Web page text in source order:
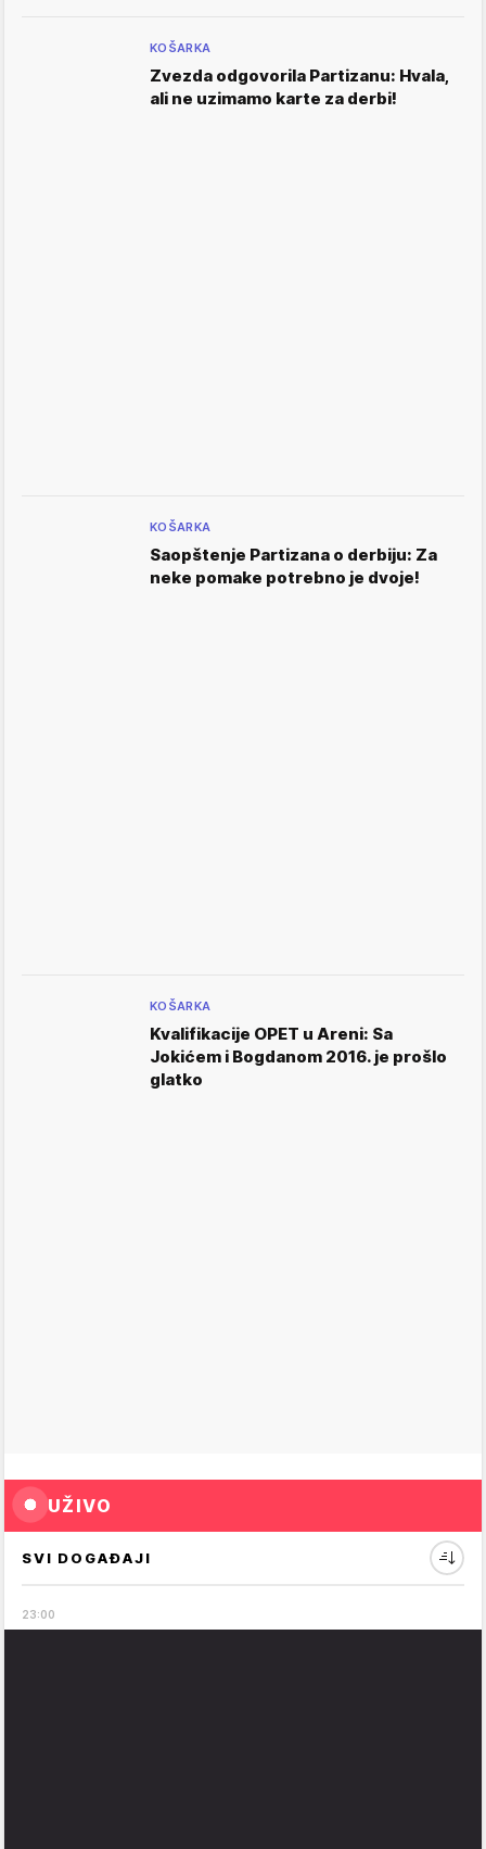
KOŠARKA
Zvezda odgovorila Partizanu: Hvala,
ali ne uzimamo karte za derbi!
KOŠARKA
Saopštenje Partizana o derbiju: Za
neke pomake potrebno je dvoje!
KOŠARKA
Kvalifikacije OPET u Areni: Sa
Jokićem i Bogdanom 2016. je prošlo
glatko
UŽIVO
SVI DOGAĐAJI
23:00